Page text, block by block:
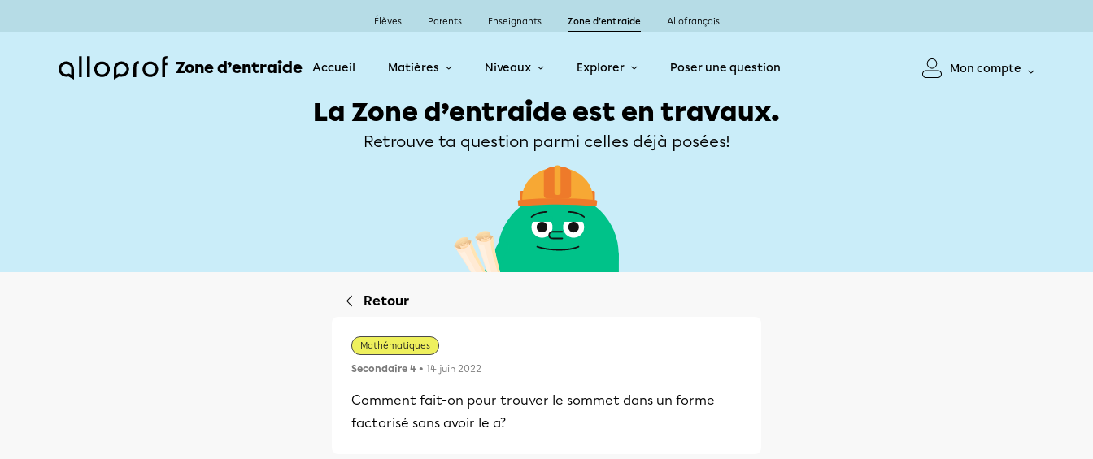
Élèves Parents Enseignants Zone d’entraide Allofrançais
Zone d’entraide Accueil Matières Niveaux Explorer Poser une question Mon compte
La Zone d’entraide est en travaux.
Retrouve ta question parmi celles déjà posées!
Retour
Mathématiques
Secondaire 4 • 14 juin 2022
Comment fait-on pour trouver le sommet dans un forme
factorisé sans avoir le a?